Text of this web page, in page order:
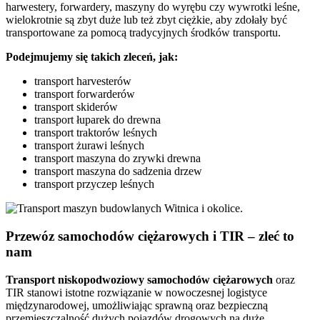
harwestery, forwardery, maszyny do wyrębu czy wywrotki leśne,
wielokrotnie są zbyt duże lub też zbyt ciężkie, aby zdołały być
transportowane za pomocą tradycyjnych środków transportu.
Podejmujemy się takich zleceń, jak:
transport harvesterów
transport forwarderów
transport skiderów
transport łuparek do drewna
transport traktorów leśnych
transport żurawi leśnych
transport maszyna do zrywki drewna
transport maszyna do sadzenia drzew
transport przyczep leśnych
Przewóz samochodów ciężarowych i TIR – zleć to
nam
Transport niskopodwoziowy samochodów ciężarowych oraz
TIR stanowi istotne rozwiązanie w nowoczesnej logistyce
międzynarodowej, umożliwiając sprawną oraz bezpieczną